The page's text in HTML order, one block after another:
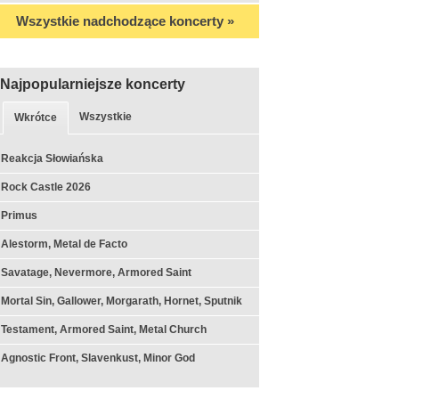
Wszystkie nadchodzące koncerty »
Najpopularniejsze koncerty
Wkrótce Wszystkie
Reakcja Słowiańska
Rock Castle 2026
Primus
Alestorm, Metal de Facto
Savatage, Nevermore, Armored Saint
Mortal Sin, Gallower, Morgarath, Hornet, Sputnik
Testament, Armored Saint, Metal Church
Agnostic Front, Slavenkust, Minor God